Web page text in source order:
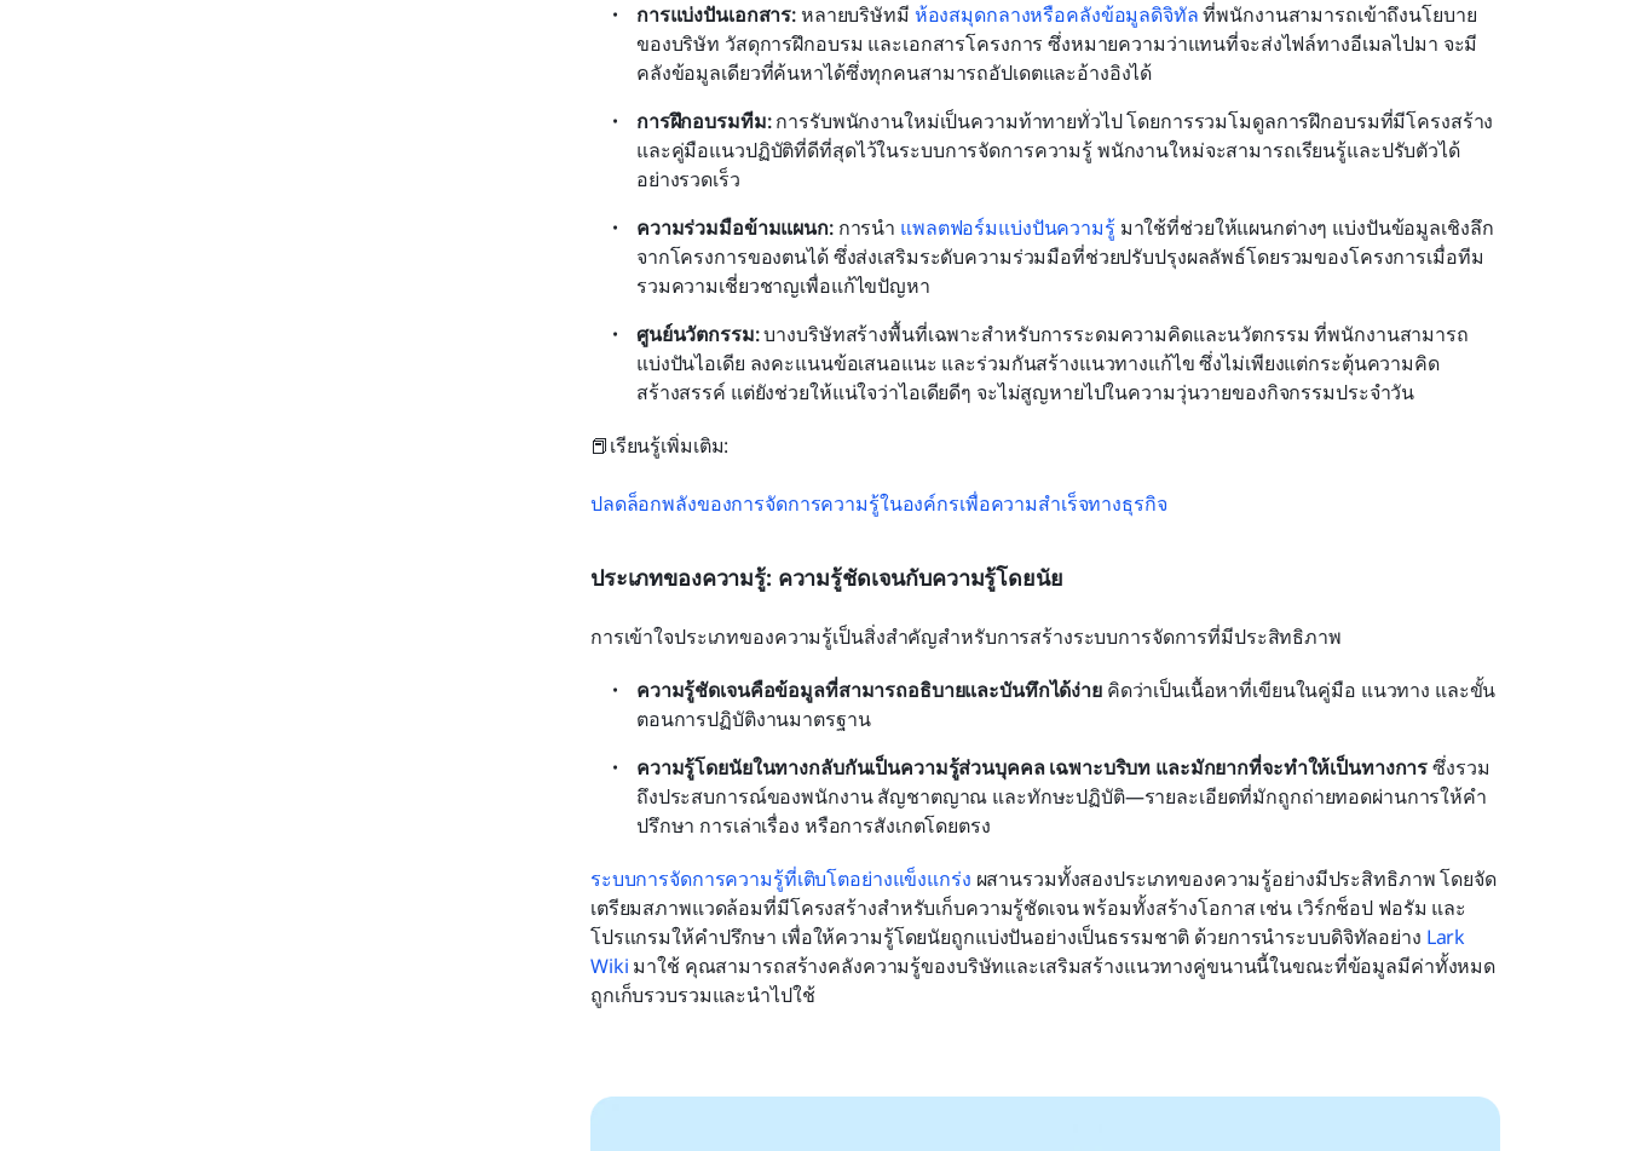
การแบ่งปันเอกสาร: หลายบริษัทมี ห้องสมุดกลางหรือคลังข้อมูลดิจิทัล ที่พนักงานสามารถเข้าถึงนโยบาย
ของบริษัท วัสดุการฝึกอบรม และเอกสารโครงการ ซึ่งหมายความว่าแทนที่จะส่งไฟล์ทางอีเมลไปมา จะมี
คลังข้อมูลเดียวที่ค้นหาได้ซึ่งทุกคนสามารถอัปเดตและอ้างอิงได้
การฝึกอบรมทีม: การรับพนักงานใหม่เป็นความท้าทายทั่วไป โดยการรวมโมดูลการฝึกอบรมที่มีโครงสร้าง
และคู่มือแนวปฏิบัติที่ดีที่สุดไว้ในระบบการจัดการความรู้ พนักงานใหม่จะสามารถเรียนรู้และปรับตัวได้
อย่างรวดเร็ว
ความร่วมมือข้ามแผนก: การนำ แพลตฟอร์มแบ่งปันความรู้ มาใช้ที่ช่วยให้แผนกต่างๆ แบ่งปันข้อมูลเชิงลึก
จากโครงการของตนได้ ซึ่งส่งเสริมระดับความร่วมมือที่ช่วยปรับปรุงผลลัพธ์โดยรวมของโครงการเมื่อทีม
รวมความเชี่ยวชาญเพื่อแก้ไขปัญหา
ศูนย์นวัตกรรม: บางบริษัทสร้างพื้นที่เฉพาะสำหรับการระดมความคิดและนวัตกรรม ที่พนักงานสามารถ
แบ่งปันไอเดีย ลงคะแนนข้อเสนอแนะ และร่วมกันสร้างแนวทางแก้ไข ซึ่งไม่เพียงแต่กระตุ้นความคิด
สร้างสรรค์ แต่ยังช่วยให้แน่ใจว่าไอเดียดีๆ จะไม่สูญหายไปในความวุ่นวายของกิจกรรมประจำวัน
📕เรียนรู้เพิ่มเติม:
ปลดล็อกพลังของการจัดการความรู้ในองค์กรเพื่อความสำเร็จทางธุรกิจ
ประเภทของความรู้: ความรู้ชัดเจนกับความรู้โดยนัย
การเข้าใจประเภทของความรู้เป็นสิ่งสำคัญสำหรับการสร้างระบบการจัดการที่มีประสิทธิภาพ
ความรู้ชัดเจนคือข้อมูลที่สามารถอธิบายและบันทึกได้ง่าย คิดว่าเป็นเนื้อหาที่เขียนในคู่มือ แนวทาง และขั้น
ตอนการปฏิบัติงานมาตรฐาน
ความรู้โดยนัยในทางกลับกันเป็นความรู้ส่วนบุคคล เฉพาะบริบท และมักยากที่จะทำให้เป็นทางการ ซึ่งรวม
ถึงประสบการณ์ของพนักงาน สัญชาตญาณ และทักษะปฏิบัติ—รายละเอียดที่มักถูกถ่ายทอดผ่านการให้คำ
ปรึกษา การเล่าเรื่อง หรือการสังเกตโดยตรง
ระบบการจัดการความรู้ที่เติบโตอย่างแข็งแกร่ง ผสานรวมทั้งสองประเภทของความรู้อย่างมีประสิทธิภาพ โดยจัด
เตรียมสภาพแวดล้อมที่มีโครงสร้างสำหรับเก็บความรู้ชัดเจน พร้อมทั้งสร้างโอกาส เช่น เวิร์กช็อป ฟอรัม และ
โปรแกรมให้คำปรึกษา เพื่อให้ความรู้โดยนัยถูกแบ่งปันอย่างเป็นธรรมชาติ ด้วยการนำระบบดิจิทัลอย่าง Lark
Wiki มาใช้ คุณสามารถสร้างคลังความรู้ของบริษัทและเสริมสร้างแนวทางคู่ขนานนี้ในขณะที่ข้อมูลมีค่าทั้งหมด
ถูกเก็บรวบรวมและนำไปใช้